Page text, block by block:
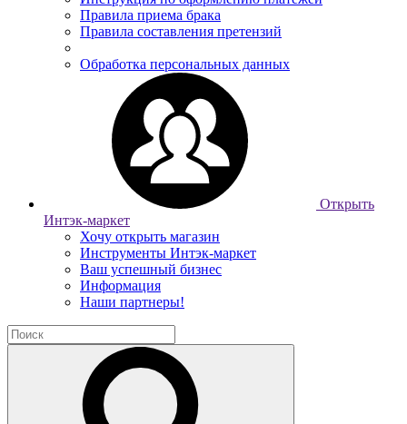
Правила приема брака
Правила составления претензий
Обработка персональных данных
Открыть
Интэк-маркет
Хочу открыть магазин
Инструменты Интэк-маркет
Ваш успешный бизнес
Информация
Наши партнеры!